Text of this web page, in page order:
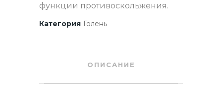
функции противоскольжения.
Категория Голень
ОПИСАНИЕ